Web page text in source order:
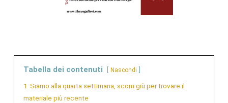
Tabella dei contenuti Nascondi
1 Siamo alla quarta settimana, scorri giù per trovare il
materiale più recente